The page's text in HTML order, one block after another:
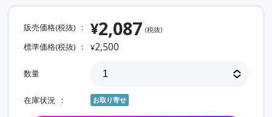
販売価格(税抜) ¥2,087 (税抜)
標準価格(税抜) ¥2,500
数量
在庫状況 お取り寄せ